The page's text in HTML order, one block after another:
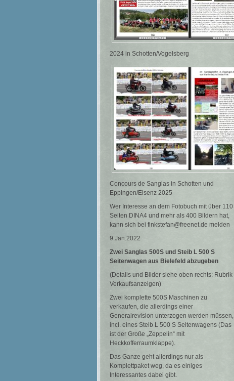
2024 in Schotten/Vogelsberg
Concours de Sanglas in Schotten und
Eppingen/Elsenz 2025
Wer Interesse an dem Fotobuch mit über 110
Seiten DINA4 und mehr als 400 Bildern hat,
kann sich bei finkstefan@freenet.de melden
9.Jan.2022
Zwei Sanglas 500S und Steib L 500 S
Seitenwagen aus Bielefeld abzugeben
(Details und Bilder siehe oben rechts: Rubrik
Verkaufsanzeigen)
Zwei komplette 500S Maschinen zu
verkaufen, die allerdings einer
Generalrevision unterzogen werden müssen,
incl. eines Steib L 500 S Seitenwagens (Das
ist der Große „Zeppelin“ mit
Heckkofferraumklappe).
Das Ganze geht allerdings nur als
Komplettpaket weg, da es einiges
Interessantes dabei gibt.